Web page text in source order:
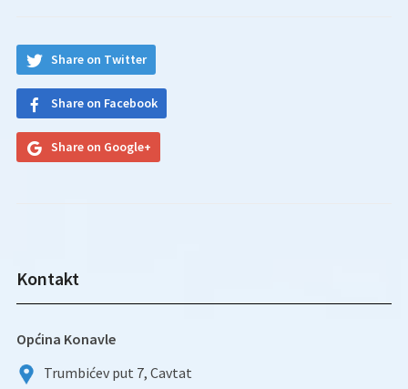
Share on Twitter
Share on Facebook
Share on Google+
Kontakt
Općina Konavle
Trumbićev put 7, Cavtat